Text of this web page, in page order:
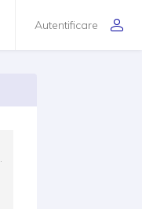
Autentificare